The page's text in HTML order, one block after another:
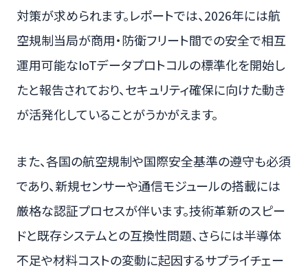
対策が求められます。レポートでは、2026年には航
空規制当局が商用・防衛フリート間での安全で相互
運用可能なIoTデータプロトコルの標準化を開始し
たと報告されており、セキュリティ確保に向けた動き
が活発化していることがうかがえます。
また、各国の航空規制や国際安全基準の遵守も必須
であり、新規センサーや通信モジュールの搭載には
厳格な認証プロセスが伴います。技術革新のスピー
ドと既存システムとの互換性問題、さらには半導体
不足や材料コストの変動に起因するサプライチェー